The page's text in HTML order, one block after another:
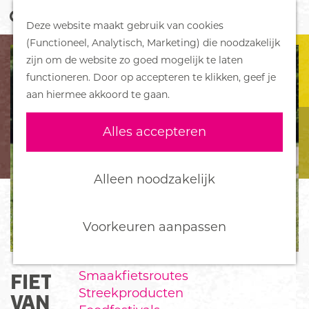
Deze website maakt gebruik van cookies
(Functioneel, Analytisch, Marketing) die noodzakelijk
zijn om de website zo goed mogelijk te laten
functioneren. Door op accepteren te klikken, geef je
aan hiermee akkoord te gaan.
Alles accepteren
Alleen noodzakelijk
Voorkeuren aanpassen
G
a
n
d
h
o
m
e
p
a
g
e
o
e
k
e
n
M
e
n
u
DORPEN
Bennekom
De Klomp
Deelen
Ederveen
Harskamp
Hoenderloo
Wekerom
Smaakfietsroutes
Streekproducten
FIETSROUTE MIDDELPUNT
VAN NEDERLAND
z
r
t
j
o
n
t
_
b
i